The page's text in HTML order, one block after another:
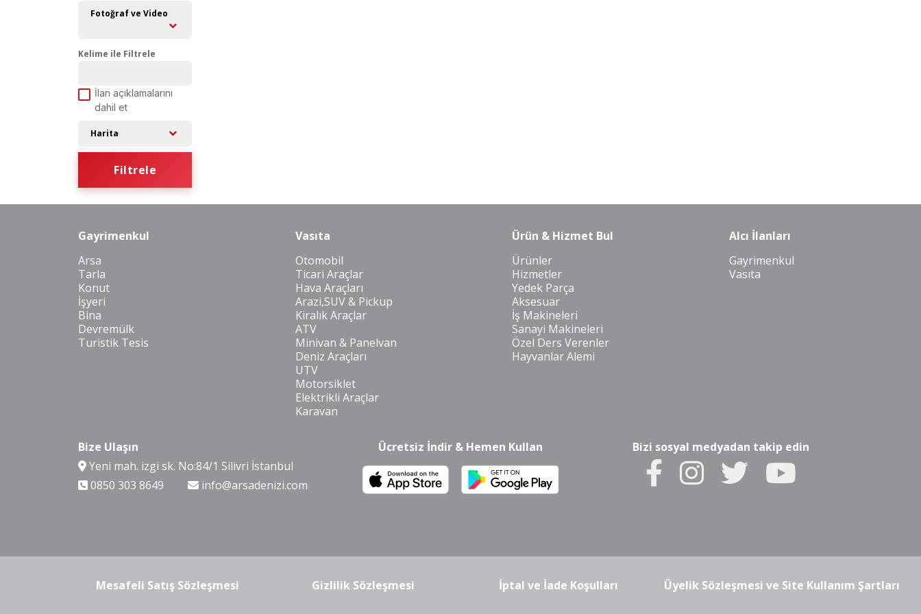
Fotoğraf ve Video
Kelime ile Filtrele
İlan açıklamalarını
dahil et
Harita
Filtrele
Gayrimenkul
Arsa
Tarla
Konut
İşyeri
Bina
Devremülk
Turistik Tesis
Vasıta
Otomobil
Ticari Araçlar
Hava Araçları
Arazi,SUV & Pickup
Kiralık Araçlar
ATV
Minivan & Panelvan
Deniz Araçları
UTV
Motorsiklet
Elektrikli Araçlar
Karavan
Ürün & Hizmet Bul
Ürünler
Hizmetler
Yedek Parça
Aksesuar
İş Makineleri
Sanayi Makineleri
Özel Ders Verenler
Hayvanlar Alemi
Alcı İlanları
Gayrimenkul
Vasıta
Bize Ulaşın
Yeni mah. izgi sk. No:84/1 Silivri İstanbul
0850 303 8649
info@arsadenizi.com
Ücretsiz İndir & Hemen Kullan Bizi sosyal medyadan takip edin
Mesafeli Satış Sözleşmesi Gizlilik Sözleşmesi İptal ve İade Koşulları Üyelik Sözleşmesi ve Site Kullanım Şartları